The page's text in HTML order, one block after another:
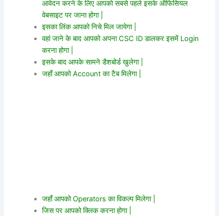
आवेदन करने के लिए आपको सबसे पहले इसके ऑफिसियल
वेबसाइट पर जाना होगा |
इसका लिंक आपको निचे मिल जायेगा |
वहां जाने के बाद आपको अपना CSC ID डालकर इसमें Login
करना होगा |
इसके बाद आपके सामने डैशबोर्ड खुलेगा |
जहाँ आपको Account का टैब मिलेगा |
जहाँ आपको Operators का विकल्प मिलेगा |
जिस पर आपको क्लिक करना होगा |